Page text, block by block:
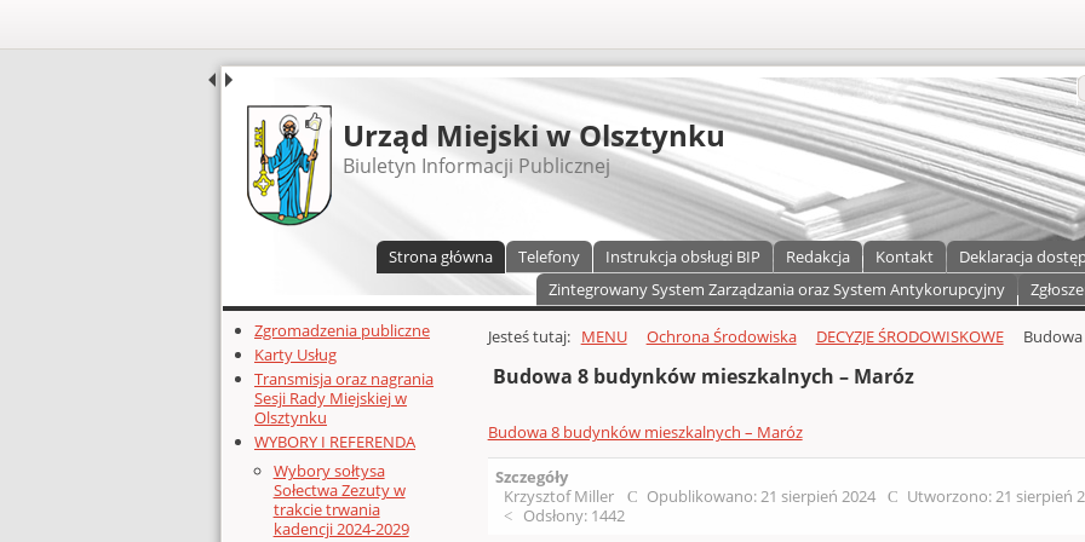
UDOSTĘPNIJ
Urząd Miejski w Olsztynku
Biuletyn Informacji Publicznej
Strona główna Telefony Instrukcja obsługi BIP Redakcja Kontakt Deklaracja
Zintegrowany System Zarządzania oraz System Antykorupcyjny
Dodatkowe zasoby (lewa kolumna)
Zgromadzenia publiczne
Karty Usług
Transmisja oraz nagrania
Sesji Rady Miejskiej w
Olsztynku
WYBORY I REFERENDA
Wybory sołtysa
Sołectwa Zezuty w
trakcie trwania
kadencji 2024-2029
Głównej zawartości
Jesteś tutaj: MENU Ochrona Środowiska DECYZJE ŚRODOWISKOWE
Budowa 8 budynków mieszkalnych – Maróz
Budowa 8 budynków mieszkalnych – Maróz
Szczegóły
Krzysztof Miller
Opublikowano: 21 sierpień 2024 Utworzono: 21 sierpień
Odsłony: 1442